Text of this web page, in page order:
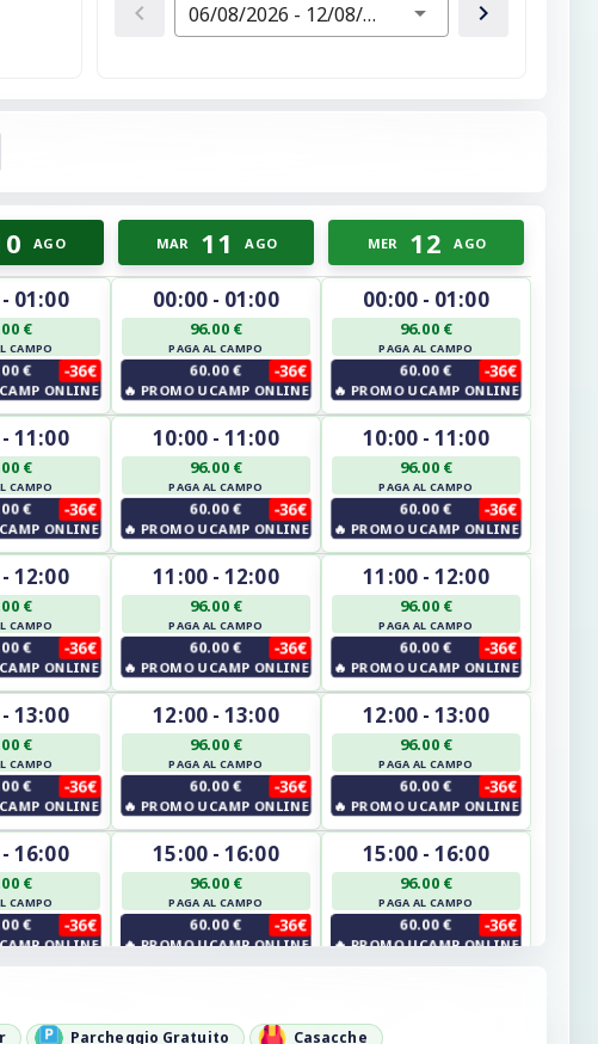
06/08/2026 - 12/08/2026
AGO MAR 11 AGO MER 12 AGO
01:00
€
CAMPO
-36€
€
ONLINE
00:00 - 01:00
96.00 €
PAGA AL CAMPO
-36€
60.00 €
🔥 PROMO UCAMP ONLINE
00:00 - 01:00
96.00 €
PAGA AL CAMPO
-36€
60.00 €
🔥 PROMO UCAMP ONLINE
11:00
€
CAMPO
-36€
€
ONLINE
10:00 - 11:00
96.00 €
PAGA AL CAMPO
-36€
60.00 €
🔥 PROMO UCAMP ONLINE
10:00 - 11:00
96.00 €
PAGA AL CAMPO
-36€
60.00 €
🔥 PROMO UCAMP ONLINE
12:00
€
CAMPO
-36€
€
ONLINE
11:00 - 12:00
96.00 €
PAGA AL CAMPO
-36€
60.00 €
🔥 PROMO UCAMP ONLINE
11:00 - 12:00
96.00 €
PAGA AL CAMPO
-36€
60.00 €
🔥 PROMO UCAMP ONLINE
13:00
€
CAMPO
-36€
€
ONLINE
12:00 - 13:00
96.00 €
PAGA AL CAMPO
-36€
60.00 €
🔥 PROMO UCAMP ONLINE
12:00 - 13:00
96.00 €
PAGA AL CAMPO
-36€
60.00 €
🔥 PROMO UCAMP ONLINE
16:00
€
CAMPO
-36€
€
ONLINE
15:00 - 16:00
96.00 €
PAGA AL CAMPO
-36€
60.00 €
🔥PROMO UCAMP ONLINE
15:00 - 16:00
96.00 €
PAGA AL CAMPO
-36€
60.00 €
🔥PROMO UCAMP ONLINE
17:00
€ 96.00 €
Parcheggio Gratuito
Casacche